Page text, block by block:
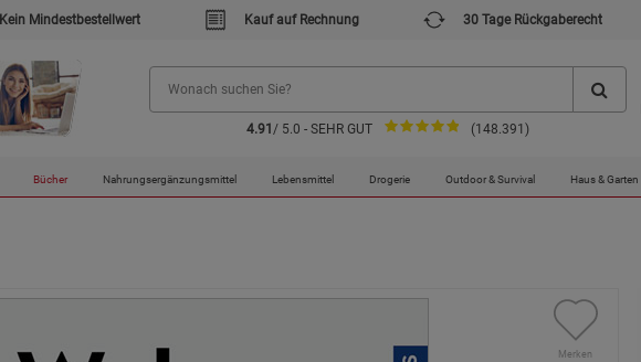
Kein Mindestbestellwert Kauf auf Rechnung 30 Tage Rückgaberecht
4.91 / 5.0 - SEHR GUT (148.391)
Bücher Nahrungsergänzungsmittel Lebensmittel Drogerie Outdoor & Survival Haus & Garten
Merken